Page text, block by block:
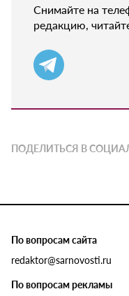
Снимайте на
редакцию,
ПОДЕЛИТЬСЯ В
По вопросам сайта
redaktor@sarnovosti.ru
По вопросам рекламы